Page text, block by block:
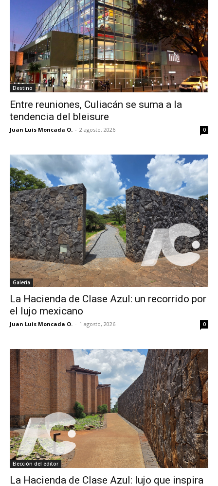
Destino
Entre reuniones, Culiacán se suma a la
tendencia del bleisure
Juan Luis Moncada O. - 2 agosto, 2026 0
Galería
La Hacienda de Clase Azul: un recorrido por
el lujo mexicano
Juan Luis Moncada O. - 1 agosto, 2026 0
Elección del editor
La Hacienda de Clase Azul: lujo que inspira